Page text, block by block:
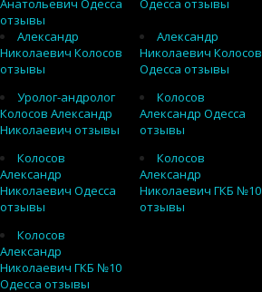
Анатольевич Одесса
отзывы
Одесса отзывы
Александр
Николаевич Колосов
отзывы
Александр
Николаевич Колосов
Одесса отзывы
Уролог-андролог
Колосов Александр
Николаевич отзывы
Колосов
Александр Одесса
отзывы
Колосов
Александр
Николаевич Одесса
отзывы
Колосов
Александр
Николаевич ГКБ №10
отзывы
Колосов
Александр
Николаевич ГКБ №10
Одесса отзывы